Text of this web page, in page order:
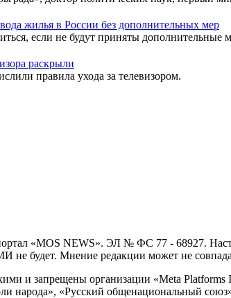
жилья в России без дополнительных мер
если не будут приняты дополнительные
раскрыли
правила ухода за телевизором.
«MOS NEWS». ЭЛ № ФС 77 - 68927.
не будет. Мнение редакции может не
и запрещены организации «Meta
народа», «Русский общенациональный